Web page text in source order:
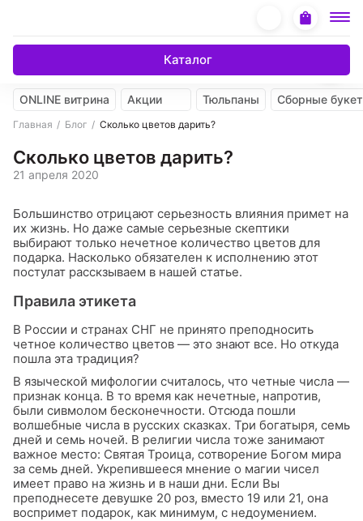
Каталог
ONLINE витрина Акции Тюльпаны Сборные
Главная Блог Сколько цветов дарить?
Сколько цветов дарить?
21 апреля 2020
Большинство отрицают серьезность влияния примет на
их жизнь. Но даже самые серьезные скептики
выбирают только нечетное количество цветов для
подарка. Насколько обязателен к исполнению этот
постулат расскзываем в нашей статье.
Правила этикета
В России и странах СНГ не принято преподносить
четное количество цветов — это знают все. Но откуда
пошла эта традиция?
В языческой мифологии считалось, что четные числа —
признак конца. В то время как нечетные, напротив,
были сивмолом бесконечности. Отсюда пошли
волшебные числа в русских сказках. Три богатыря, семь
дней и семь ночей. В религии числа тоже занимают
важное место: Святая Троица, сотворение Богом мира
за семь дней. Укрепившееся мнение о магии чисел
имеет право на жизнь и в наши дни. Если Вы
преподнесете девушке 20 роз, вместо 19 или 21, она
воспримет подарок, как минимум, с недоумением.